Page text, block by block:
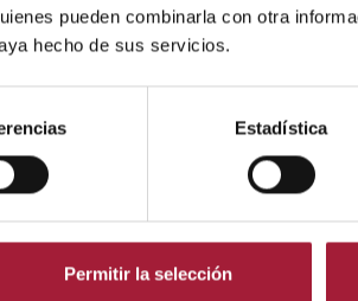
pueden combinarla con otra
hecho de sus servicios.
Estadística
Permitir la selección
esta época del año pueden favorecer
muy pocas glándulas sebáceas,
, hay que tratar
y agravantes de la
del cuerpo más vulnerables.
la aplicación a diario de productos